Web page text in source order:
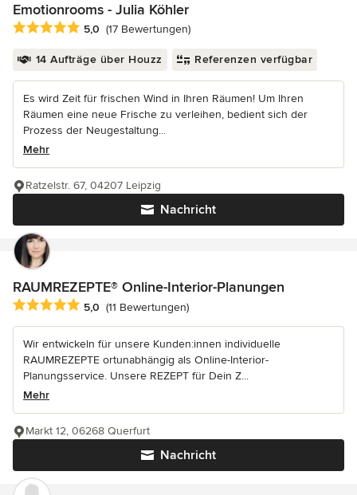
Emotionrooms - Julia Köhler
Durchschnittliche Bewertung: 5 von 5 Sternen
5,0 (17 Bewertungen)
14 Aufträge über Houzz Referenzen verfügbar
Es wird Zeit für frischen Wind in Ihren Räumen! Um Ihren
Räumen eine neue Frische zu verleihen, bedient sich der
Prozess der Neugestaltung...
Mehr
Nachricht
Ratzelstr. 67, 04207 Leipzig
RAUMREZEPTE® Online-Interior-Planungen
Durchschnittliche Bewertung: 5 von 5 Sternen
5,0 (11 Bewertungen)
Wir entwickeln für unsere Kunden:innen individuelle
RAUMREZEPTE ortunabhängig als Online-Interior-
Planungsservice. Unsere REZEPT für Dein Z...
Mehr
Nachricht
Markt 12, 06268 Querfurt